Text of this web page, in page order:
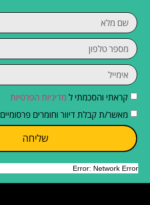
קראתי והסכמתי ל מדיניות הפרטיות
מאשר/ת קבלת דיוור וחומרים פרסומיים
שליחה